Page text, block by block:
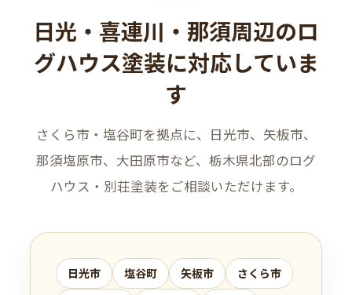
日光・喜連川・那須周辺のロ
グハウス塗装に対応していま
す
さくら市・塩谷町を拠点に、日光市、矢板市、
那須塩原市、大田原市など、栃木県北部のログ
ハウス・別荘塗装をご相談いただけます。
日光市 塩谷町 矢板市
さくら市